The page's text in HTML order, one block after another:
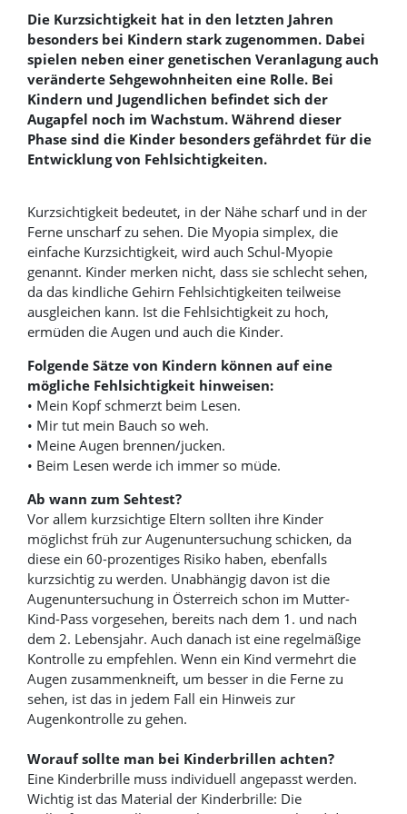
Die Kurzsichtigkeit hat in den letzten Jahren
besonders bei Kindern stark zugenommen. Dabei
spielen neben einer genetischen Veranlagung auch
veränderte Sehgewohnheiten eine Rolle. Bei
Kindern und Jugendlichen befindet sich der
Augapfel noch im Wachstum. Während dieser
Phase sind die Kinder besonders gefährdet für die
Entwicklung von Fehlsichtigkeiten.
Kurzsichtigkeit bedeutet, in der Nähe scharf und in der
Ferne unscharf zu sehen. Die Myopia simplex, die
einfache Kurzsichtigkeit, wird auch Schul-Myopie
genannt. Kinder merken nicht, dass sie schlecht sehen,
da das kindliche Gehirn Fehlsichtigkeiten teilweise
ausgleichen kann. Ist die Fehlsichtigkeit zu hoch,
ermüden die Augen und auch die Kinder.
Folgende Sätze von Kindern können auf eine
mögliche Fehlsichtigkeit hinweisen:
• Mein Kopf schmerzt beim Lesen.
• Mir tut mein Bauch so weh.
• Meine Augen brennen/jucken.
• Beim Lesen werde ich immer so müde.
Ab wann zum Sehtest?
Vor allem kurzsichtige Eltern sollten ihre Kinder
möglichst früh zur Augenuntersuchung schicken, da
diese ein 60-prozentiges Risiko haben, ebenfalls
kurzsichtig zu werden. Unabhängig davon ist die
Augenuntersuchung in Österreich schon im Mutter-
Kind-Pass vorgesehen, bereits nach dem 1. und nach
dem 2. Lebensjahr. Auch danach ist eine regelmäßige
Kontrolle zu empfehlen. Wenn ein Kind vermehrt die
Augen zusammenkneift, um besser in die Ferne zu
sehen, ist das in jedem Fall ein Hinweis zur
Augenkontrolle zu gehen.
Worauf sollte man bei Kinderbrillen achten?
Eine Kinderbrille muss individuell angepasst werden.
Wichtig ist das Material der Kinderbrille: Die